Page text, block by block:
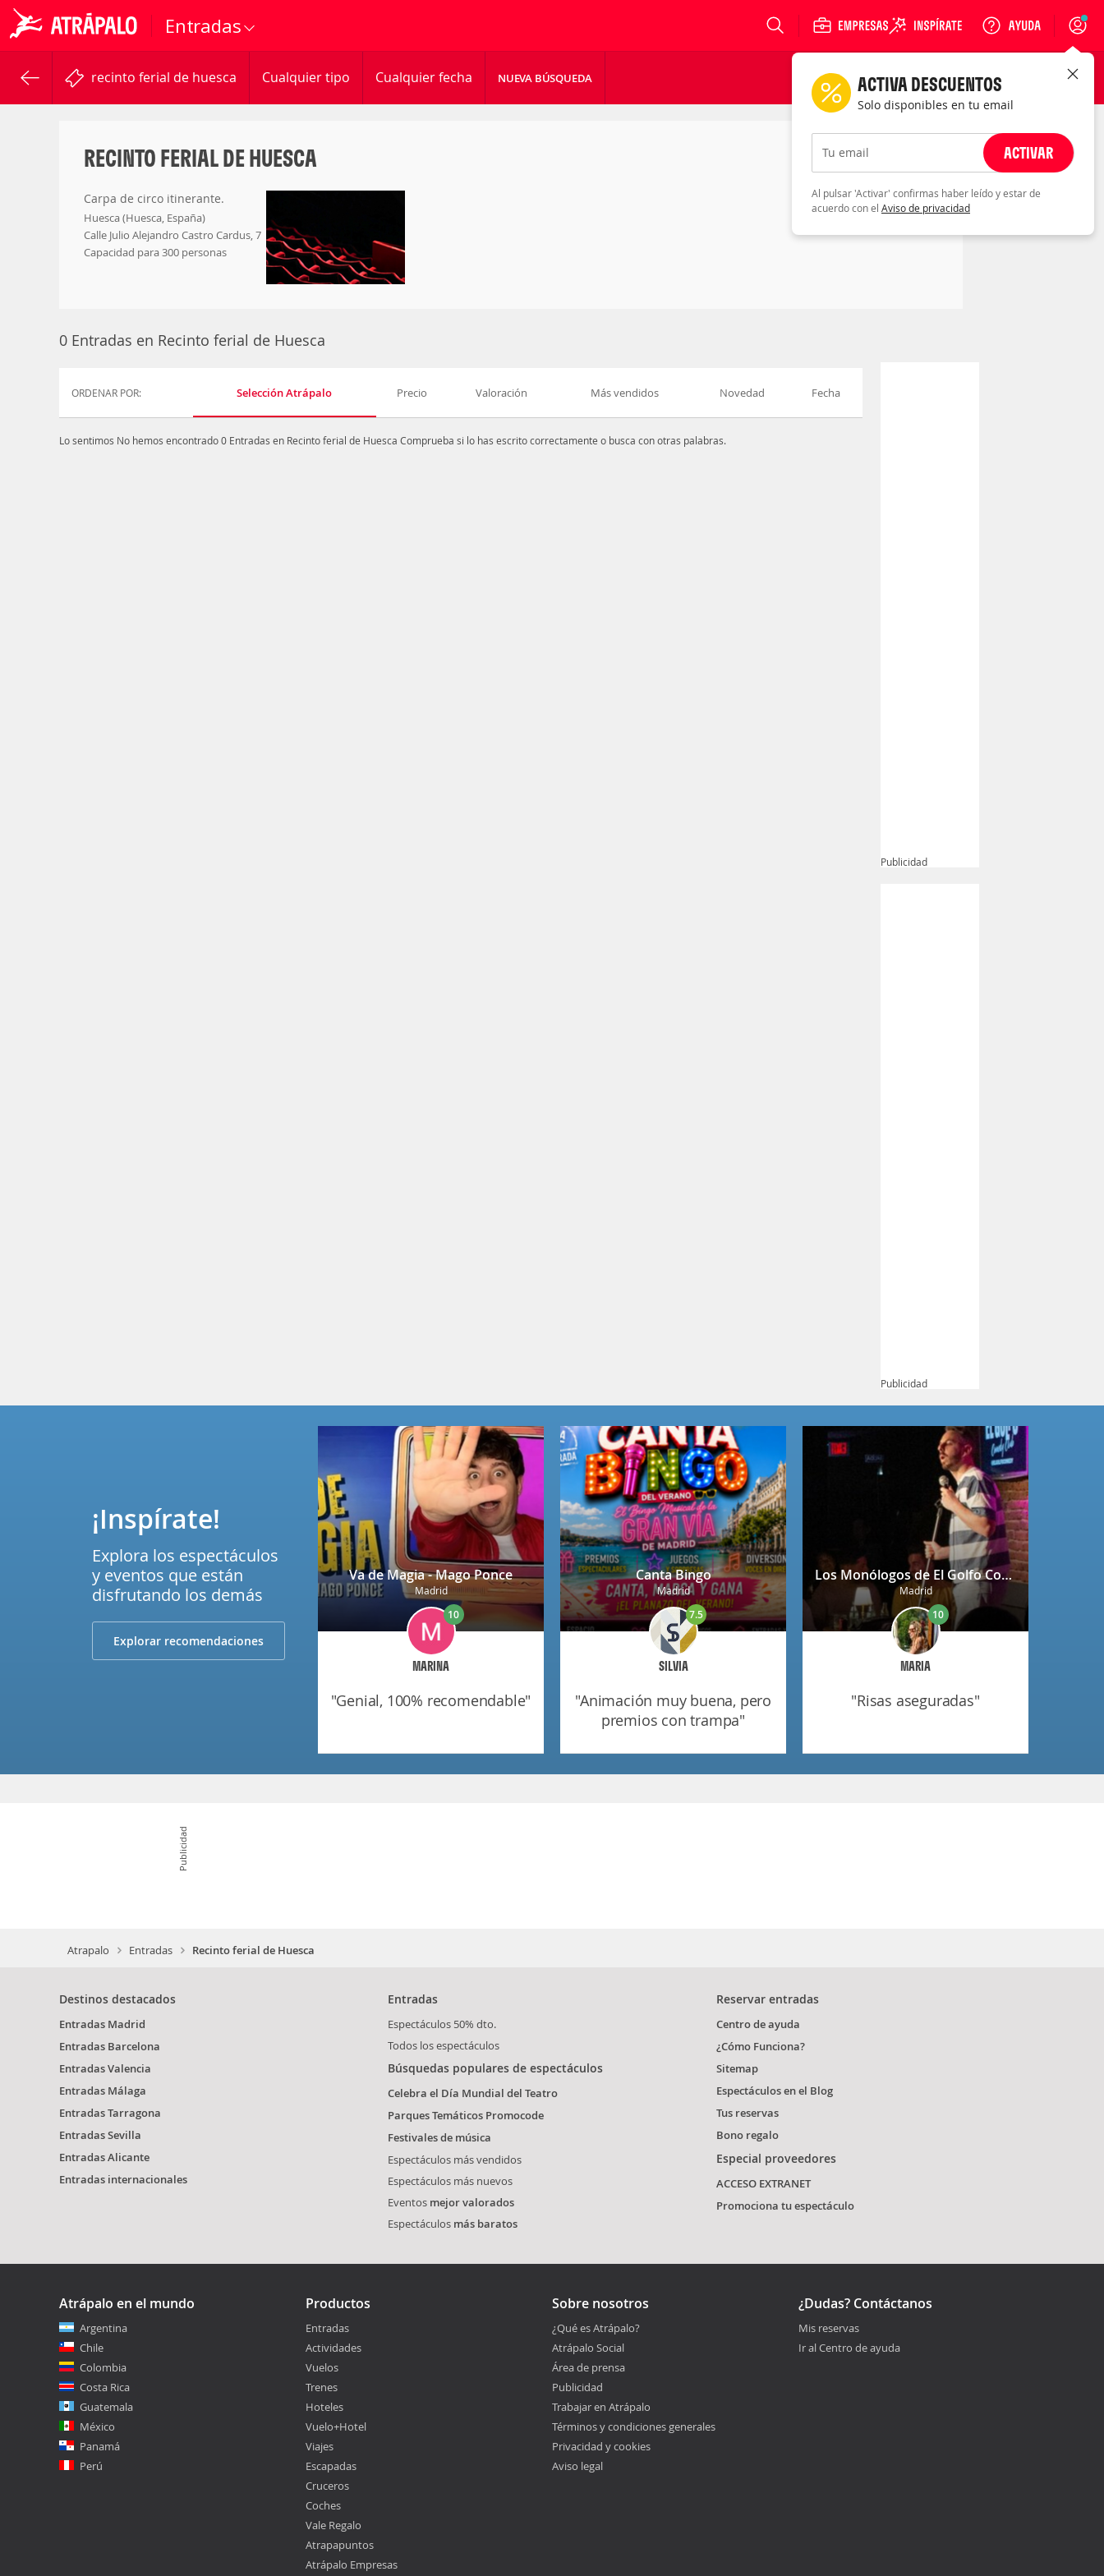
Entradas Login
recinto ferial de huesca Cualquier tipo Cualquier fecha NUEVA BÚSQUEDA
RECINTO FERIAL DE HUESCA
Carpa de circo itinerante.
Huesca (Huesca, España)
Calle Julio Alejandro Castro Cardus, 7
Capacidad para 300 personas
0 Entradas en Recinto ferial de Huesca
ORDENAR POR: Selección Atrápalo Precio Valoración Más vendidos Novedad Fecha
Lo sentimos No hemos encontrado 0 Entradas en Recinto ferial de Huesca Comprueba si lo has escrito correctamente o busca con otras palabras.
Publicidad
Publicidad
Va de Magia - Mago Ponce
Madrid
MARINA
10
"genial, 100% recomendable"
Canta Bingo
Madrid
SILVIA
7.5
"animación muy buena, pero
premios con trampa"
Los Monólogos de El Golfo Comedy Club Príncipe de Vergara en Madrid
Madrid
MARIA
10
"risas aseguradas"
¡Inspírate!
Explora los espectáculos
y eventos que están
disfrutando los demás
Explorar recomendaciones
Publicidad
Atrapalo Entradas Recinto ferial de Huesca
Destinos destacados
Entradas Madrid
Entradas Barcelona
Entradas Valencia
Entradas Málaga
Entradas Tarragona
Entradas Sevilla
Entradas Alicante
Entradas internacionales
Entradas
Espectáculos 50% dto.
Todos los espectáculos
Búsquedas populares de espectáculos
Celebra el Día Mundial del Teatro
Parques Temáticos Promocode
Festivales de música
Espectáculos más vendidos
Espectáculos más nuevos
Eventos mejor valorados
Espectáculos más baratos
Reservar entradas
Centro de ayuda
¿Cómo Funciona?
Sitemap
Espectáculos en el Blog
Tus reservas
Bono regalo
Especial proveedores
ACCESO EXTRANET
Promociona tu espectáculo
Atrápalo en el mundo
Argentina
Chile
Colombia
Costa Rica
Guatemala
México
Panamá
Perú
Productos
Entradas
Actividades
Vuelos
Trenes
Hoteles
Vuelo+Hotel
Viajes
Escapadas
Cruceros
Coches
Vale Regalo
Atrapapuntos
Atrápalo Empresas
Sobre nosotros
¿Qué es Atrápalo?
Atrápalo Social
Área de prensa
Publicidad
Trabajar en Atrápalo
Términos y condiciones generales
Privacidad y cookies
Aviso legal
¿Dudas? Contáctanos
Mis reservas
Ir al Centro de ayuda
ACTIVA DESCUENTOS
Solo disponibles en tu email
Tu email ACTIVAR
Al pulsar 'Activar' confirmas haber leído y estar de
acuerdo con el Aviso de privacidad